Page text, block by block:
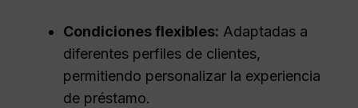
Condiciones flexibles: Adaptadas a
diferentes perfiles de clientes,
permitiendo personalizar la experiencia
de préstamo.